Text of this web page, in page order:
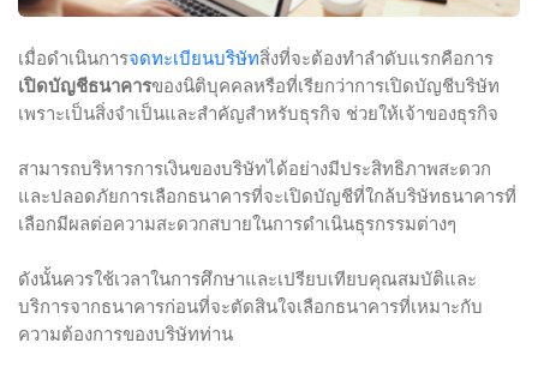
เมื่อดำเนินการจดทะเบียนบริษัทสิ่งที่จะต้องทำลำดับแรกคือการ
เปิดบัญชีธนาคารของนิติบุคคลหรือที่เรียกว่าการเปิดบัญชีบริษัท
เพราะเป็นสิ่งจำเป็นและสำคัญสำหรับธุรกิจ ช่วยให้เจ้าของธุรกิจ
สามารถบริหารการเงินของบริษัทได้อย่างมีประสิทธิภาพสะดวก
และปลอดภัยการเลือกธนาคารที่จะเปิดบัญชีที่ใกล้บริษัทธนาคารที่
เลือกมีผลต่อความสะดวกสบายในการดำเนินธุรกรรมต่างๆ
ดังนั้นควรใช้เวลาในการศึกษาและเปรียบเทียบคุณสมบัติและ
บริการจากธนาคารก่อนที่จะตัดสินใจเลือกธนาคารที่เหมาะกับ
ความต้องการของบริษัทท่าน